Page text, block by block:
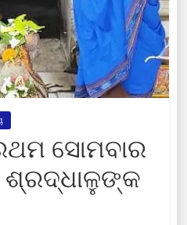
ସୋମବାର
ଶ୍ରଦ୍ଧାଳୁଙ୍କ